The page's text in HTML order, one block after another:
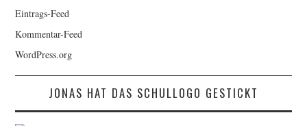
Eintrags-Feed
Kommentar-Feed
WordPress.org
JONAS HAT DAS SCHULLOGO GESTICKT